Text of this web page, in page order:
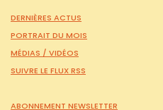
DERNIÈRES ACTUS
PORTRAIT DU MOIS
MÉDIAS / VIDÉOS
SUIVRE LE FLUX RSS
ABONNEMENT NEWSLETTER